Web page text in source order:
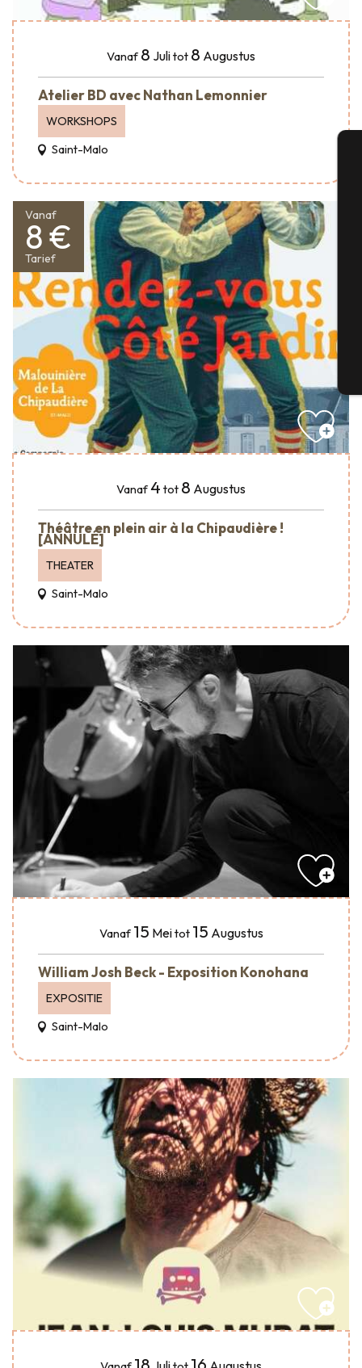
Vanaf 8 Julitot 8 Augustus
Atelier BD avec Nathan Lemonnier
WORKSHOPS
Saint-Malo
Vanaf
8 €
Tarief
Vanaf4 tot 8 Augustus
Théâtre en plein air à la Chipaudière !
[ANNULÉ]
THEATER
Saint-Malo
Vanaf 15 Meitot 15 Augustus
William Josh Beck - Exposition Konohana
EXPOSITIE
Saint-Malo